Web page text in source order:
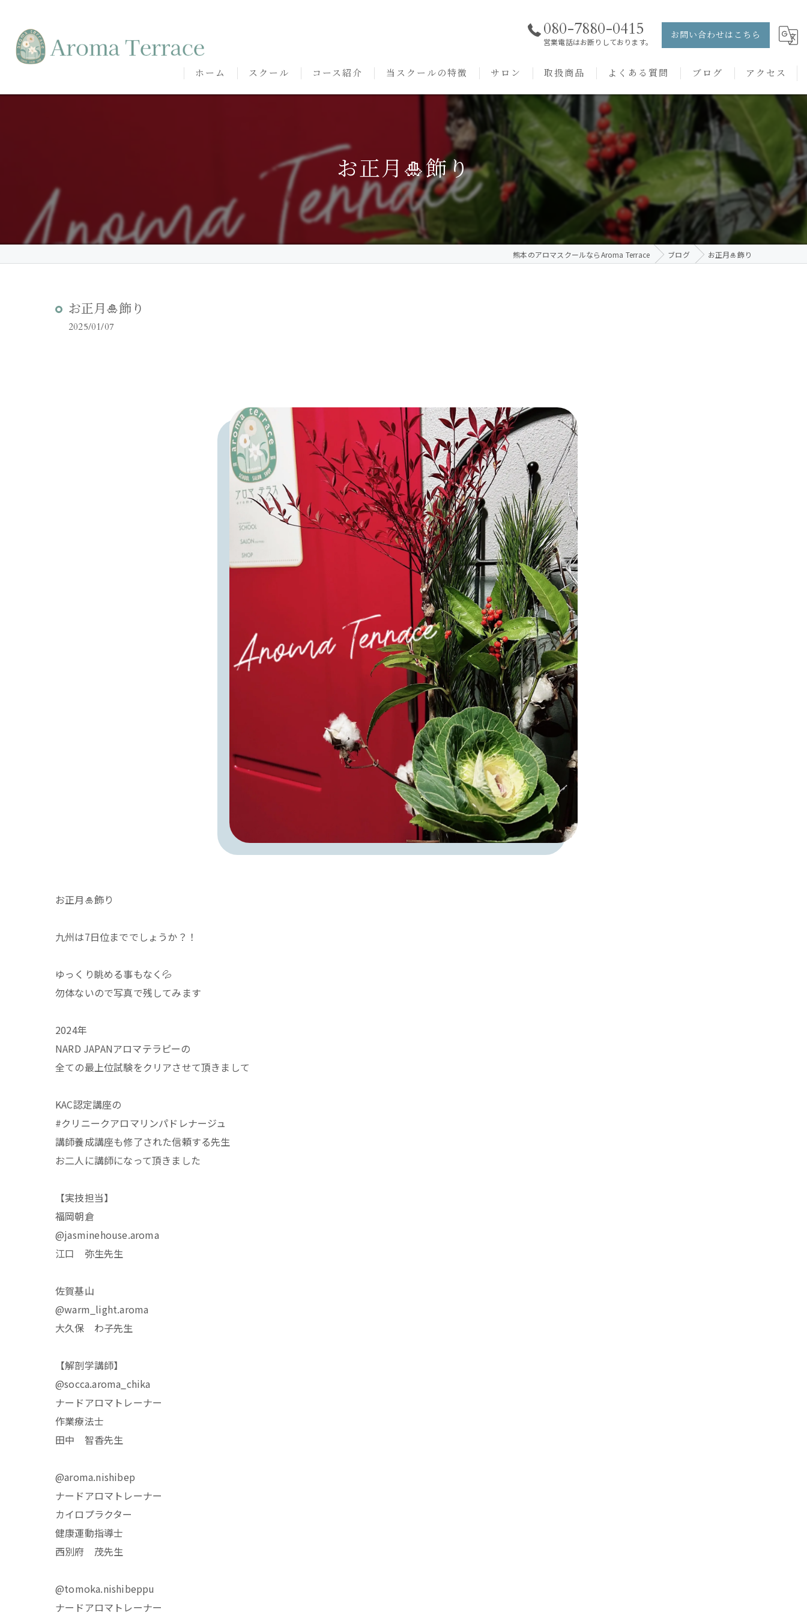
080-7880-0415
営業電話はお断りしております。
お問い合わせはこちら
ホーム スクール
代表挨拶
卒講生の声
コース紹介
アロマ・アドバイザーコース
アロマ・インストラクターコース
アロマ・セラピストコース
KACセラピスト
当スクールの特徴
セルフメディケーション
ハンドマッサージ
オイル
サロン
サロンメニュー
術後・病後ケアメニュー
施術事例
取扱商品
PRANAROM
健草医学舎
バッチフラワーレメディ
よくある質問 ブログ アクセス
お正月🎍飾り
熊本のアロマスクールならAroma Terrace ブログ お正月🎍飾り
お正月🎍飾り
2025/01/07
お正月🎍飾り
九州は7日位まででしょうか？！
ゆっくり眺める事もなく💦
勿体ないので写真で残してみます
2024年
NARD JAPANアロマテラピーの
全ての最上位試験をクリアさせて頂きまして
KAC認定講座の
#クリニークアロマリンパドレナージュ
講師養成講座も修了された信頼する先生
お二人に講師になって頂きました
【実技担当】
福岡朝倉
@jasminehouse.aroma
江口 弥生先生
佐賀基山
@warm_light.aroma
大久保 わ子先生
【解剖学講師】
@socca.aroma_chika
ナードアロマトレーナー
作業療法士
田中 智香先生
@aroma.nishibep
ナードアロマトレーナー
カイロプラクター
健康運動指導士
西別府 茂先生
@tomoka.nishibeppu
ナードアロマトレーナー